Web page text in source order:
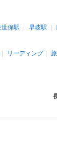
世保駅 早岐駅
リーディング